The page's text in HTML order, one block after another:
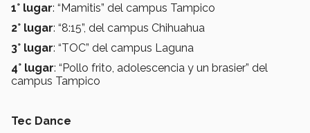
1° lugar: “Mamitis” del campus Tampico
2° lugar: “8:15”, del campus Chihuahua
3° lugar: “TOC” del campus Laguna
4° lugar: “Pollo frito, adolescencia y un brasier” del
campus Tampico
Tec Dance